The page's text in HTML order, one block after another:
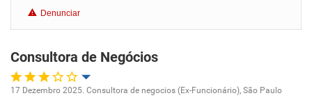
Denunciar
Consultora de Negócios
17 Dezembro 2025. Consultora de negocios (Ex-Funcionário), São Paulo